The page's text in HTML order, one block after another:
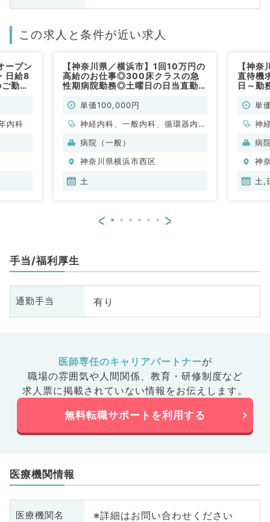
この求人と条件が近い求人
ープン
日給8
勤務
内科
【神奈川県／横浜市】1回10万円の
高給のお仕事◎300床クラスの急
性期病院勤務◎土曜日の日当直勤務
常勤）単価100,000円
神経内科、一般内科、循環器内
科、消化器内科
病院（一般）
神奈川県横浜市西区
土
【神
直待機
日～勤
勤）単
神
老
病
神
土,
< >
手当/福利厚生
通勤手当 有り
医師専任のキャリアパートナーが
職場の雰囲気や人間関係、 教育・研修制度など
求人票に掲載されていない情報をお伝えします。
無料転職サポートを利用する
医療機関情報
医療機関名 ※詳細はお問い合わせください